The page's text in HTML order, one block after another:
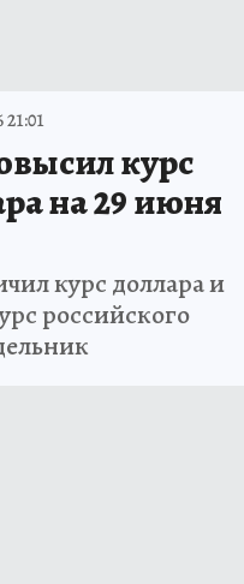
курс
на 29 июня
курс доллара и
российского